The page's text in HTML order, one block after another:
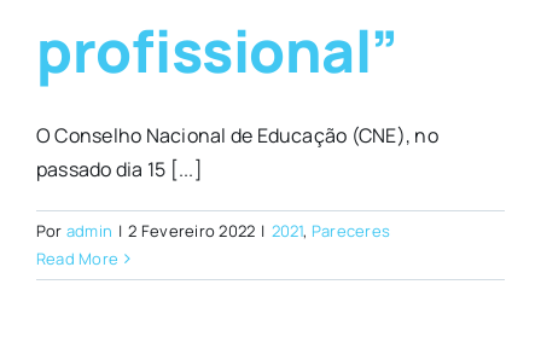
profissional”
O Conselho Nacional de Educação (CNE), no
passado dia 15 [...]
Por admin | 2 Fevereiro 2022 | 2021, Pareceres
Read More